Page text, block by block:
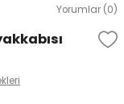
Yorumlar (0)